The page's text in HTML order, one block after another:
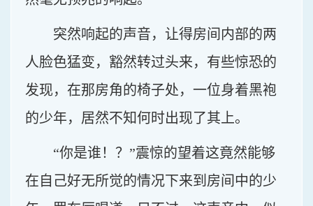
突然响起的声音，让得房间内部的两
人脸色猛变，豁然转过头来，有些惊恐的
发现，在那房角的椅子处，一位身着黑袍
的少年，居然不知何时出现了其上。
“你是谁！？”震惊的望着这竟然能够
在自己好无所觉的情况下来到房间中的少